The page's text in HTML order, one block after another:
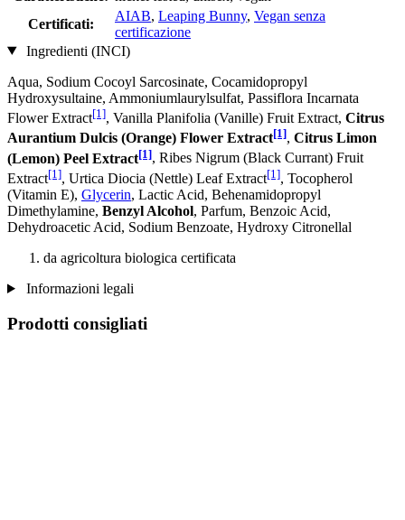
Certificati:
AIAB, Leaping Bunny, Vegan senza
certificazione
Ingredienti (INCI)
Aqua, Sodium Cocoyl Sarcosinate, Cocamidopropyl
Hydroxysultaine, Ammoniumlaurylsulfat, Passiflora Incarnata
Flower Extract[1], Vanilla Planifolia (Vanille) Fruit Extract, Citrus
Aurantium Dulcis (Orange) Flower Extract[1], Citrus Limon
(Lemon) Peel Extract[1], Ribes Nigrum (Black Currant) Fruit
Extract[1], Urtica Diocia (Nettle) Leaf Extract[1], Tocopherol
(Vitamin E), Glycerin, Lactic Acid, Behenamidopropyl
Dimethylamine, Benzyl Alcohol, Parfum, Benzoic Acid,
Dehydroacetic Acid, Sodium Benzoate, Hydroxy Citronellal
da agricoltura biologica certificata
Informazioni legali
Prodotti consigliati